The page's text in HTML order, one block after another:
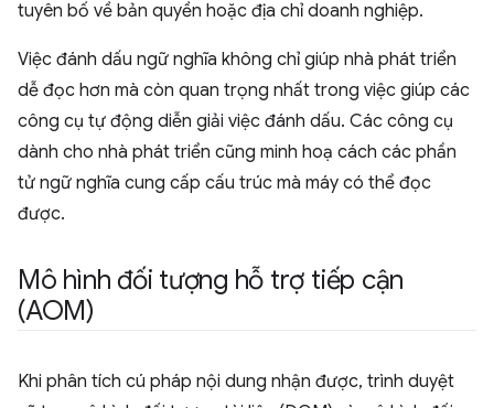
tuyên bố về bản quyền hoặc địa chỉ doanh nghiệp.
Việc đánh dấu ngữ nghĩa không chỉ giúp nhà phát triển
dễ đọc hơn mà còn quan trọng nhất trong việc giúp các
công cụ tự động diễn giải việc đánh dấu. Các công cụ
dành cho nhà phát triển cũng minh hoạ cách các phần
tử ngữ nghĩa cung cấp cấu trúc mà máy có thể đọc
được.
Mô hình đối tượng hỗ trợ tiếp cận
(AOM)
Khi phân tích cú pháp nội dung nhận được, trình duyệt